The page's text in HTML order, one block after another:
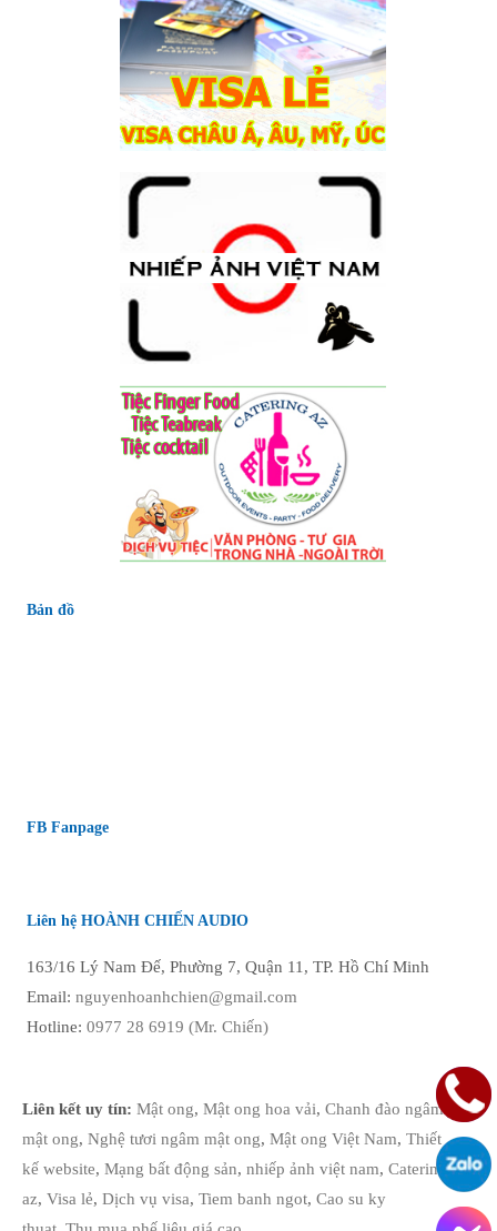
16.500.000₫
Cục Đẩy QSC PLX 3002
Bản đồ
FB Fanpage
Liên hệ HOÀNH CHIẾN AUDIO
163/16 Lý Nam Đế, Phường 7, Quận 11, TP. Hồ Chí Minh
Email: nguyenhoanhchien@gmail.com
Hotline: 0977 28 6919 (Mr. Chiến)
Liên kết uy tín: Mật ong, Mật ong hoa vải, Chanh đào ngâm
mật ong, Nghệ tươi ngâm mật ong, Mật ong Việt Nam, Thiết
kế website, Mạng bất động sản, nhiếp ảnh việt nam, Catering
az, Visa lẻ, Dịch vụ visa, Tiem banh ngot, Cao su ky